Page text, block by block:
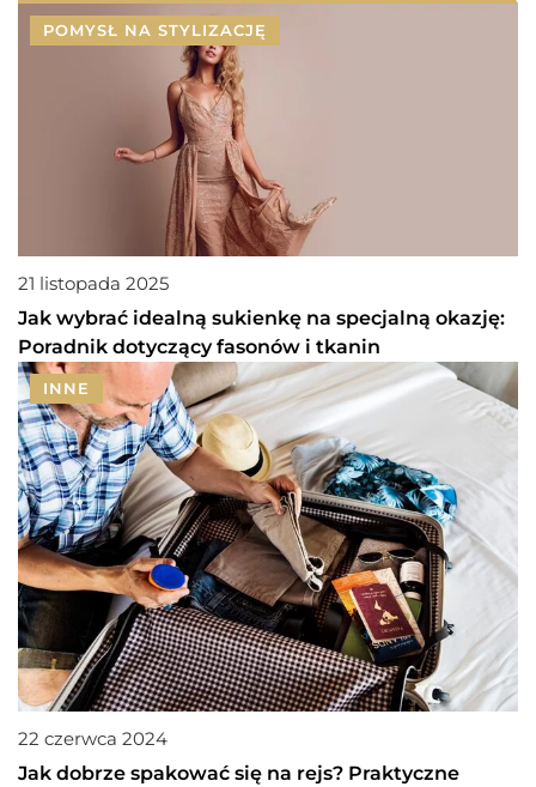
POMYSŁ NA STYLIZACJĘ
21 listopada 2025
Jak wybrać idealną sukienkę na specjalną okazję:
Poradnik dotyczący fasonów i tkanin
INNE
22 czerwca 2024
Jak dobrze spakować się na rejs? Praktyczne